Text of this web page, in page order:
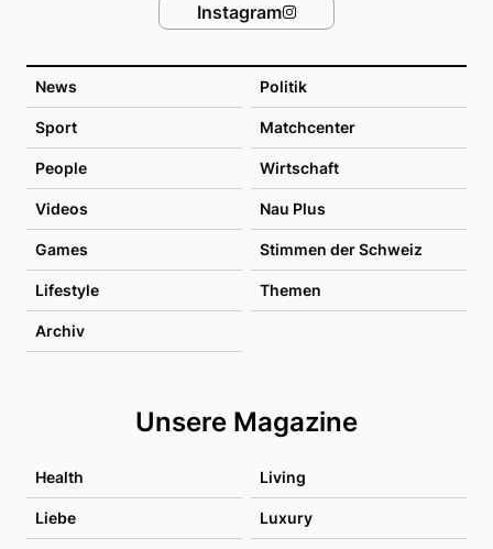
News Politik
Sport Matchcenter
People Wirtschaft
Videos Nau Plus
Games Stimmen der Schweiz
Lifestyle Themen
Archiv
Unsere Magazine
Health Living
Liebe Luxury
Instagram